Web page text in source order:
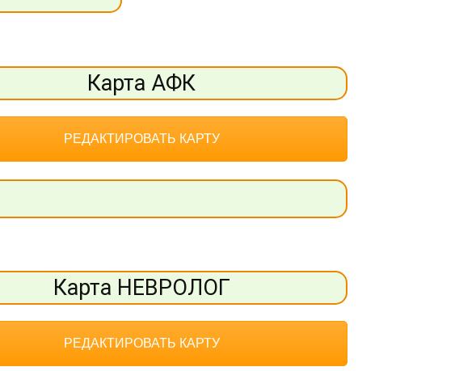
Карта АФК
РЕДАКТИРОВАТЬ КАРТУ
Карта НЕВРОЛОГ
РЕДАКТИРОВАТЬ КАРТУ